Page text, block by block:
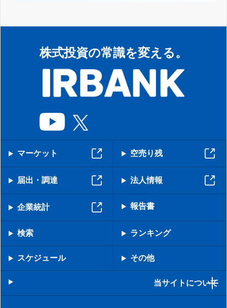
株式投資の常識を変える。
マーケット 空売り残
届出・調達 法人情報
企業統計 報告書
検索 ランキング
スケジュール その他
当サイトについて